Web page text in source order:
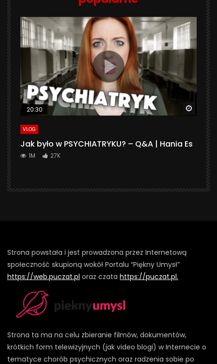
20:30
VLOG
Jak było w PSYCHIATRYKU? – Q&A | Hania Es
1M 27K
Strona powstała i jest prowadzona przez Internetową
społeczność skupioną wokół Portalu “Piękny Umysł”
https://web.puczat.pl oraz czata https://puczat.pl.
Strona ta ma na celu zbieranie filmów, dokumentów,
krótkich form telewizyjnych (jak video blogi) w Internecie o
tematyce chorób psychicznych oraz radzenia sobie po